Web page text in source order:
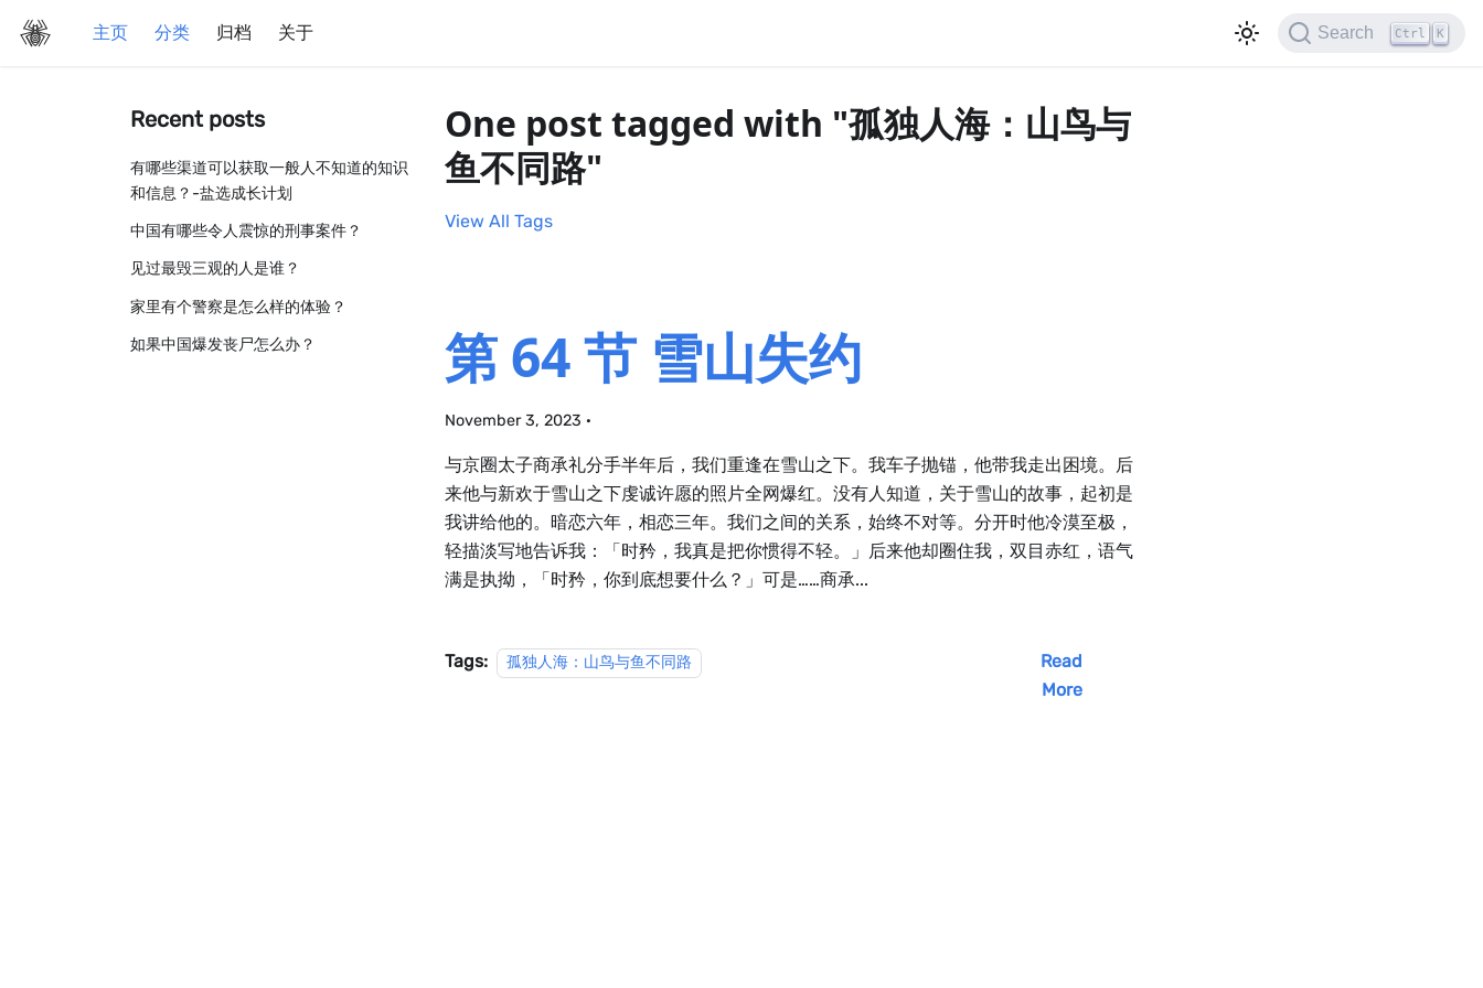
主页 分类 归档 关于 Search Ctrl K
Recent posts
有哪些渠道可以获取一般人不知道的知识
和信息？-盐选成长计划
中国有哪些令人震惊的刑事案件？
见过最毁三观的人是谁？
家里有个警察是怎么样的体验？
如果中国爆发丧尸怎么办？
One post tagged with "孤独人海：山鸟与
鱼不同路"
View All Tags
第 64 节 雪山失约
November 3, 2023 ·
与京圈太子商承礼分手半年后，我们重逢在雪山之下。我车子抛锚，他带我走出困境。后
来他与新欢于雪山之下虔诚许愿的照片全网爆红。没有人知道，关于雪山的故事，起初是
我讲给他的。暗恋六年，相恋三年。我们之间的关系，始终不对等。分开时他冷漠至极，
轻描淡写地告诉我：「时矜，我真是把你惯得不轻。」后来他却圈住我，双目赤红，语气
满是执拗，「时矜，你到底想要什么？」可是……商承...
Tags: 孤独人海：山鸟与鱼不同路
Read
More